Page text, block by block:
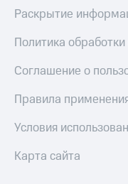
Раскрытие
Политика
Соглашение о
Правила
Условия
Карта сайта